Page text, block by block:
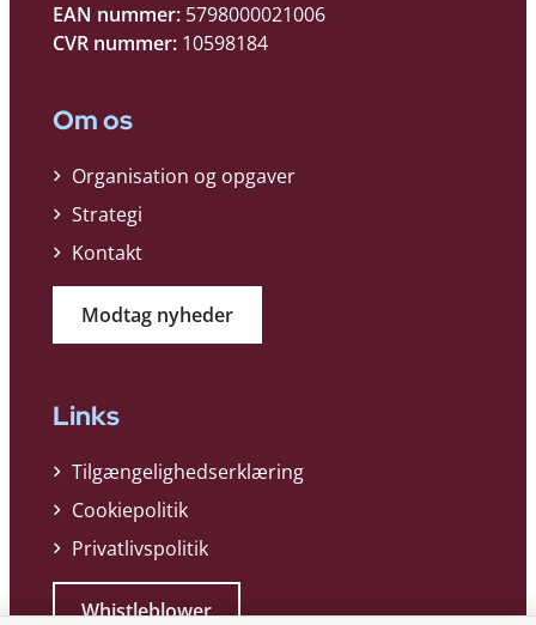
EAN nummer: 5798000021006
CVR nummer: 10598184
Om os
Organisation og opgaver
Strategi
Kontakt
Modtag nyheder
Links
Tilgængelighedserklæring
Cookiepolitik
Privatlivspolitik
Whistleblower